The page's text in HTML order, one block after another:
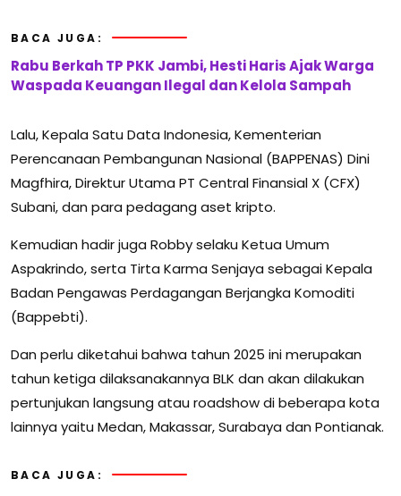
BACA JUGA:
Rabu Berkah TP PKK Jambi, Hesti Haris Ajak Warga
Waspada Keuangan Ilegal dan Kelola Sampah
Lalu, Kepala Satu Data Indonesia, Kementerian
Perencanaan Pembangunan Nasional (BAPPENAS) Dini
Magfhira, Direktur Utama PT Central Finansial X (CFX)
Subani, dan para pedagang aset kripto.
Kemudian hadir juga Robby selaku Ketua Umum
Aspakrindo, serta Tirta Karma Senjaya sebagai Kepala
Badan Pengawas Perdagangan Berjangka Komoditi
(Bappebti).
Dan perlu diketahui bahwa tahun 2025 ini merupakan
tahun ketiga dilaksanakannya BLK dan akan dilakukan
pertunjukan langsung atau roadshow di beberapa kota
lainnya yaitu Medan, Makassar, Surabaya dan Pontianak.
BACA JUGA: